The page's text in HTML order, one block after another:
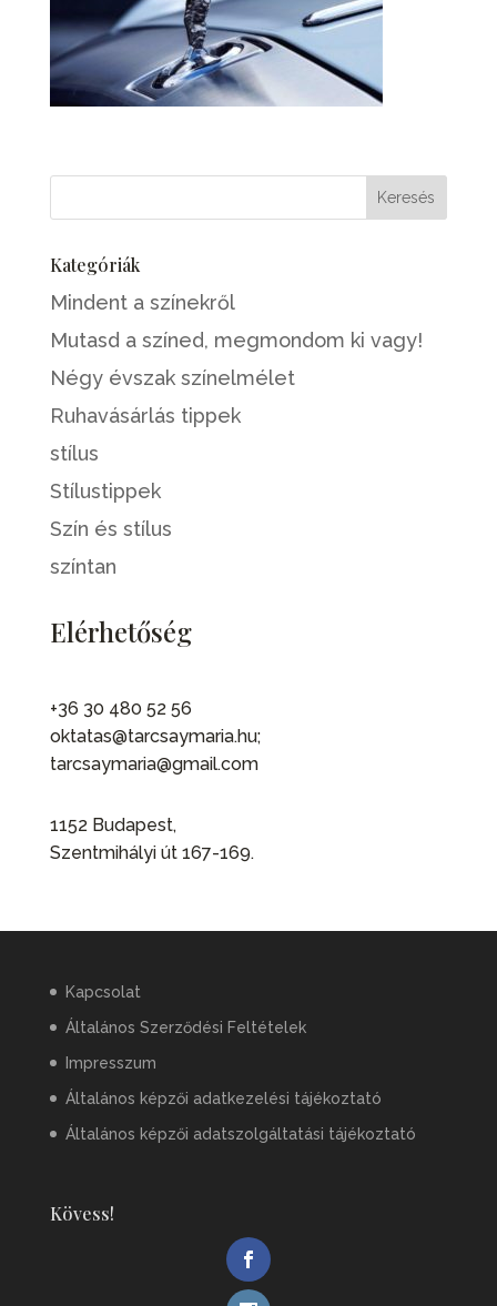
Kategóriák
Mindent a színekről
Mutasd a színed, megmondom ki vagy!
Négy évszak színelmélet
Ruhavásárlás tippek
stílus
Stílustippek
Szín és stílus
színtan
Elérhetőség
+36 30 480 52 56
oktatas@tarcsaymaria.hu;
tarcsaymaria@gmail.com
1152 Budapest,
Szentmihályi út 167-169.
Kapcsolat
Általános Szerződési Feltételek
Impresszum
Általános képzői adatkezelési tájékoztató
Általános képzői adatszolgáltatási tájékoztató
Kövess!